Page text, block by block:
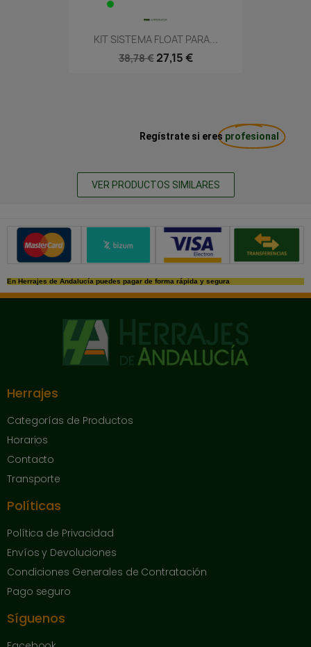
KIT SISTEMA FLOAT PARA...
38,78 € 27,15 €
Regístrate si eres profesional
VER PRODUCTOS SIMILARES
Métodos de pago seguros
En Herrajes de Andalucía puedes pagar de forma rápida y segura
Herrajes
Categorías de Productos
Horarios
Contacto
Transporte
Políticas
Política de Privacidad
Envíos y Devoluciones
Condiciones Generales de Contratación
Pago seguro
Síguenos